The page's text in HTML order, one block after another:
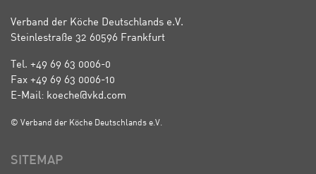
Verband der Köche Deutschlands e.V.
Steinlestraße 32 60596 Frankfurt
Tel. +49 69 63 0006-0
Fax +49 69 63 0006-10
E-Mail: koeche@vkd.com
© Verband der Köche Deutschlands e.V.
SITEMAP